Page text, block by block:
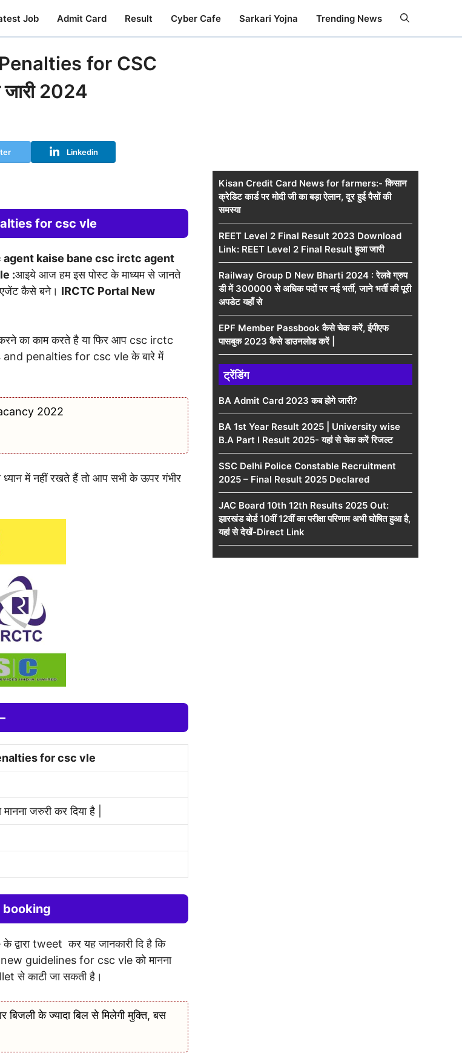
Job Admit Card Result Cyber Cafe Sarkari Yojna Trending News
for CSC
जारी 2024
Linkedin
for csc vle
kaise bane csc irctc agent
:आइये आज हम इस पोस्ट के माध्यम से जानते
कैसे बने। IRCTC Portal New
का काम करते है या फिर आप csc irctc
and penalties for csc vle के बारे में
2022
में नहीं रखते हैं तो आप सभी के ऊपर गंभीर
for csc vle
मानना जरुरी कर दिया है |
tweet कर यह जानकारी दि है कि
guidelines for csc vle को मानना
से काटी जा सकती है।
के ज्यादा बिल से मिलेगी मुक्ति, बस
Kisan Credit Card News for farmers:- किसान
क्रेडिट कार्ड पर मोदी जी का बड़ा ऐलान, दूर हुई पैसों की
समस्या
REET Level 2 Final Result 2023 Download
Link: REET Level 2 Final Result हुआ जारी
Railway Group D New Bharti 2024 : रेलवे ग्रुप
डी में 300000 से अधिक पदों पर नई भर्ती, जाने भर्ती की पूरी
अपडेट यहाँ से
EPF Member Passbook कैसे चेक करें, ईपीएफ
पासबुक 2023 कैसे डाउनलोड करें |
ट्रेंडिंग
BA Admit Card 2023 कब होगे जारी?
BA 1st Year Result 2025 | University wise
B.A Part I Result 2025- यहां से चेक करें रिजल्ट
SSC Delhi Police Constable Recruitment
2025 – Final Result 2025 Declared
JAC Board 10th 12th Results 2025 Out:
झारखंड बोर्ड 10वीं 12वीं का परीक्षा परिणाम अभी घोषित हुआ है,
यहां से देखें-Direct Link